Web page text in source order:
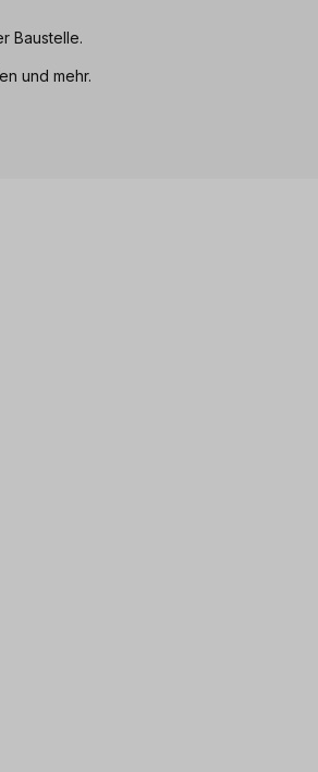
Baustelle.
und mehr.